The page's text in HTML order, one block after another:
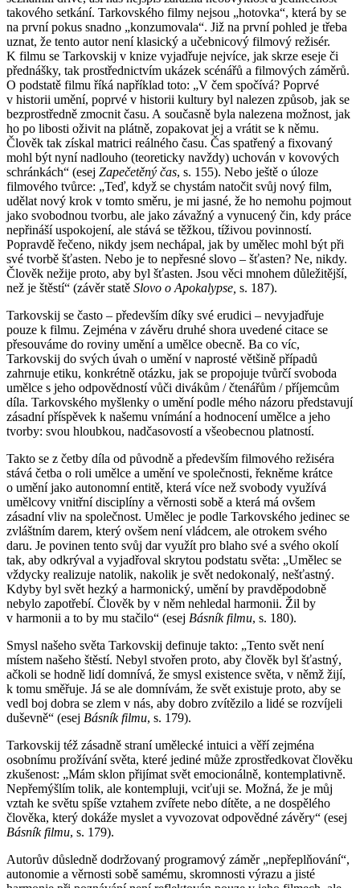
takového setkání. Tarkovského filmy nejsou „hotovka“, která by se
na první pokus snadno „konzumovala“. Již na první pohled je třeba
uznat, že tento autor není klasický a učebnicový filmový režisér.
K filmu se Tarkovskij v knize vyjadřuje nejvíce, jak skrze eseje či
přednášky, tak prostřednictvím ukázek scénářů a filmových záměrů.
O podstatě filmu říká například toto: „V čem spočívá? Poprvé
v historii umění, poprvé v historii kultury byl nalezen způsob, jak se
bezprostředně zmocnit času. A současně byla nalezena možnost, jak
ho po libosti oživit na plátně, zopakovat jej a vrátit se k němu.
Člověk tak získal matrici reálného času. Čas spatřený a fixovaný
mohl být nyní nadlouho (teoreticky navždy) uchován v kovových
schránkách“ (esej Zapečetěný čas, s. 155). Nebo ještě o úloze
filmového tvůrce: „Teď, když se chystám natočit svůj nový film,
udělat nový krok v tomto směru, je mi jasné, že ho nemohu pojmout
jako svobodnou tvorbu, ale jako závažný a vynucený čin, kdy práce
nepřináší uspokojení, ale stává se těžkou, tíživou povinností.
Popravdě řečeno, nikdy jsem nechápal, jak by umělec mohl být při
své tvorbě šťasten. Nebo je to nepřesné slovo – šťasten? Ne, nikdy.
Člověk nežije proto, aby byl šťasten. Jsou věci mnohem důležitější,
než je štěstí“ (závěr statě Slovo o Apokalypse, s. 187).
Tarkovskij se často – především díky své erudici – nevyjadřuje
pouze k filmu. Zejména v závěru druhé shora uvedené citace se
přesouváme do roviny umění a umělce obecně. Ba co víc,
Tarkovskij do svých úvah o umění v naprosté většině případů
zahrnuje etiku, konkrétně otázku, jak se propojuje tvůrčí svoboda
umělce s jeho odpovědností vůči divákům / čtenářům / příjemcům
díla. Tarkovského myšlenky o umění podle mého názoru představují
zásadní příspěvek k našemu vnímání a hodnocení umělce a jeho
tvorby: svou hloubkou, nadčasovostí a všeobecnou platností.
Takto se z četby díla od původně a především filmového režiséra
stává četba o roli umělce a umění ve společnosti, řekněme krátce
o umění jako autonomní entitě, která více než svobody využívá
umělcovy vnitřní disciplíny a věrnosti sobě a která má ovšem
zásadní vliv na společnost. Umělec je podle Tarkovského jedinec se
zvláštním darem, který ovšem není vládcem, ale otrokem svého
daru. Je povinen tento svůj dar využít pro blaho své a svého okolí
tak, aby odkrýval a vyjadřoval skrytou podstatu světa: „Umělec se
vždycky realizuje natolik, nakolik je svět nedokonalý, nešťastný.
Kdyby byl svět hezký a harmonický, umění by pravděpodobně
nebylo zapotřebí. Člověk by v něm nehledal harmonii. Žil by
v harmonii a to by mu stačilo“ (esej Básník filmu, s. 180).
Smysl našeho světa Tarkovskij definuje takto: „Tento svět není
místem našeho štěstí. Nebyl stvořen proto, aby člověk byl šťastný,
ačkoli se hodně lidí domnívá, že smysl existence světa, v němž žijí,
k tomu směřuje. Já se ale domnívám, že svět existuje proto, aby se
vedl boj dobra se zlem v nás, aby dobro zvítězilo a lidé se rozvíjeli
duševně“ (esej Básník filmu, s. 179).
Tarkovskij též zásadně straní umělecké intuici a věří zejména
osobnímu prožívání světa, které jediné může zprostředkovat člověku
zkušenost: „Mám sklon přijímat svět emocionálně, kontemplativně.
Nepřemýšlím tolik, ale kontempluji, vciťuji se. Možná, že je můj
vztah ke světu spíše vztahem zvířete nebo dítěte, a ne dospělého
člověka, který dokáže myslet a vyvozovat odpovědné závěry“ (esej
Básník filmu, s. 179).
Autorův důsledně dodržovaný programový záměr „nepřeplňování“,
autonomie a věrnosti sobě samému, skromnosti výrazu a jisté